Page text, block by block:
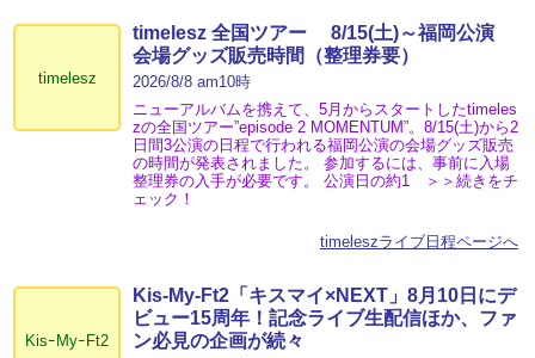
timelesz
timelesz 全国ツアー 8/15(土)～福岡公演
会場グッズ販売時間（整理券要）
2026/8/8 am10時
ニューアルバムを携えて、5月からスタートしたtimeles
zの全国ツアー”episode 2 MOMENTUM”。8/15(土)から2
日間3公演の日程で行われる福岡公演の会場グッズ販売
の時間が発表されました。 参加するには、事前に入場
整理券の入手が必要です。 公演日の約1 ＞＞続きをチ
ェック！
timeleszライブ日程ページへ
KisｰMyｰFt2
Kis-My-Ft2「キスマイ×NEXT」8月10日にデ
ビュー15周年！記念ライブ生配信ほか、ファ
ン必見の企画が続々